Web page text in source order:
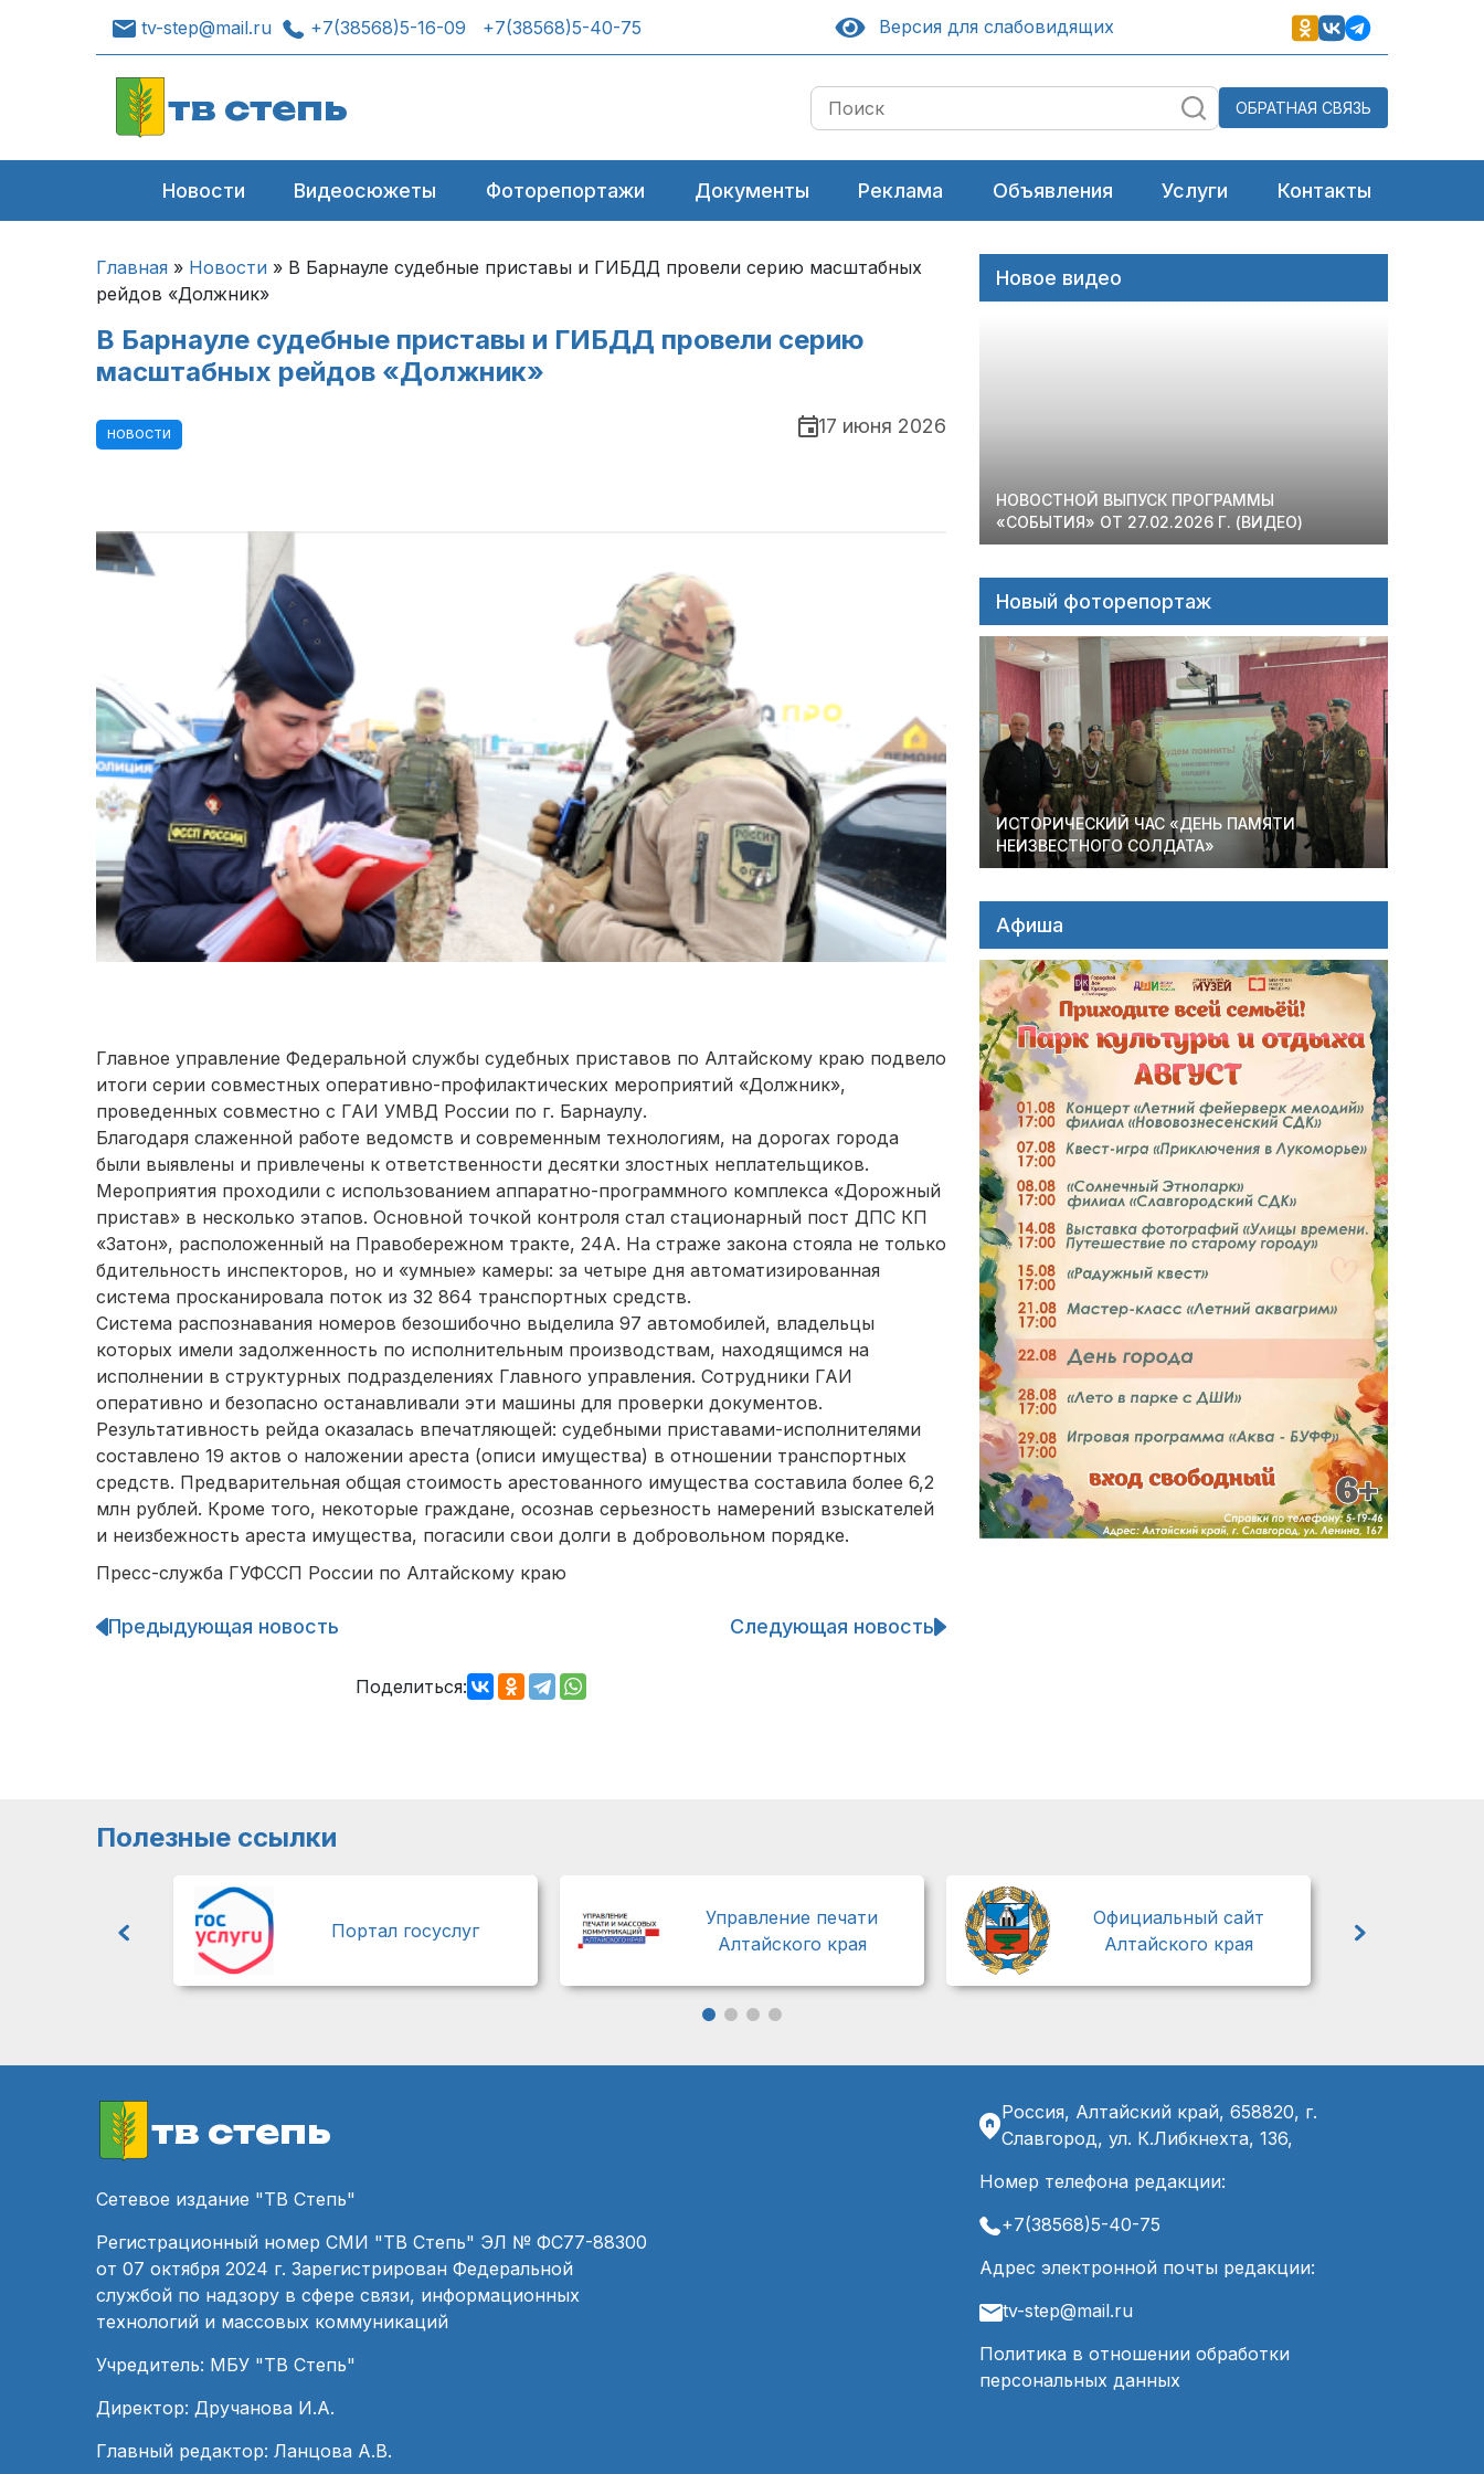
tv-step@mail.ru +7(38568)5-16-09 +7(38568)5-40-75 Версия для слабовидящих
тв степь ОБРАТНАЯ СВЯЗЬ
Новости Видеосюжеты Фоторепортажи Документы Реклама Объявления Услуги Контакты
Главная » Новости » В Барнауле судебные приставы и ГИБДД провели серию масштабных
рейдов «Должник»
В Барнауле судебные приставы и ГИБДД провели серию
масштабных рейдов «Должник»
НОВОСТИ 17 июня 2026
Главное управление Федеральной службы судебных приставов по Алтайскому краю подвело
итоги серии совместных оперативно-профилактических мероприятий «Должник»,
проведенных совместно с ГАИ УМВД России по г. Барнаулу.
Благодаря слаженной работе ведомств и современным технологиям, на дорогах города
были выявлены и привлечены к ответственности десятки злостных неплательщиков.
Мероприятия проходили с использованием аппаратно-программного комплекса «Дорожный
пристав» в несколько этапов. Основной точкой контроля стал стационарный пост ДПС КП
«Затон», расположенный на Правобережном тракте, 24А. На страже закона стояла не только
бдительность инспекторов, но и «умные» камеры: за четыре дня автоматизированная
система просканировала поток из 32 864 транспортных средств.
Система распознавания номеров безошибочно выделила 97 автомобилей, владельцы
которых имели задолженность по исполнительным производствам, находящимся на
исполнении в структурных подразделениях Главного управления. Сотрудники ГАИ
оперативно и безопасно останавливали эти машины для проверки документов.
Результативность рейда оказалась впечатляющей: судебными приставами-исполнителями
составлено 19 актов о наложении ареста (описи имущества) в отношении транспортных
средств. Предварительная общая стоимость арестованного имущества составила более 6,2
млн рублей. Кроме того, некоторые граждане, осознав серьезность намерений взыскателей
и неизбежность ареста имущества, погасили свои долги в добровольном порядке.
Пресс-служба ГУФССП России по Алтайскому краю
Навигация
Предыдующая новость Следующая новость
Поделиться:
Новое видео
НОВОСТНОЙ ВЫПУСК ПРОГРАММЫ
«СОБЫТИЯ» ОТ 27.02.2026 Г. (ВИДЕО)
Новый фоторепортаж
ИСТОРИЧЕСКИЙ ЧАС «ДЕНЬ ПАМЯТИ
НЕИЗВЕСТНОГО СОЛДАТА»
Афиша
Полезные ссылки
Портал госуслуг
Управление печати
Алтайского края
Официальный сайт
Алтайского края
тв степь
Сетевое издание "ТВ Степь"
Регистрационный номер СМИ "ТВ Степь" ЭЛ № ФС77-88300
от 07 октября 2024 г. Зарегистрирован Федеральной
службой по надзору в сфере связи, информационных
технологий и массовых коммуникаций
Учредитель: МБУ "ТВ Степь"
Директор: Дручанова И.А.
Главный редактор: Ланцова А.В.
Россия, Алтайский край, 658820, г.
Славгород, ул. К.Либкнехта, 136,
Номер телефона редакции:
+7(38568)5-40-75
Адрес электронной почты редакции:
tv-step@mail.ru
Политика в отношении обработки
персональных данных